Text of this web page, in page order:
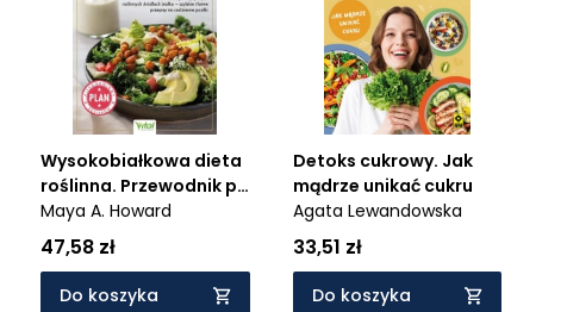
Wysokobiałkowa dieta
roślinna. Przewodnik po
najlepszych roślinnych
źródłach białka
Maya A. Howard
47,58 zł
Do koszyka
Detoks cukrowy. Jak
mądrze unikać cukru
Agata Lewandowska
33,51 zł
Do koszyka